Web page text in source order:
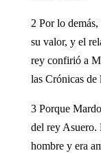
2 Por lo
su valor, y el
rey confirió a
las Crónicas de
3 Porque
del rey Asuero.
hombre y era